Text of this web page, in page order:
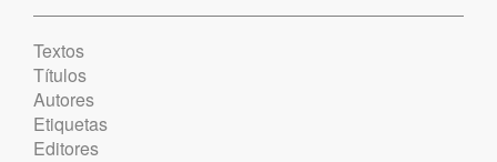
Textos
Títulos
Autores
Etiquetas
Editores